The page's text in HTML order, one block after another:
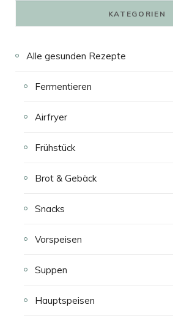
KATEGORIEN
Alle gesunden Rezepte
Fermentieren
Airfryer
Frühstück
Brot & Gebäck
Snacks
Vorspeisen
Suppen
Hauptspeisen